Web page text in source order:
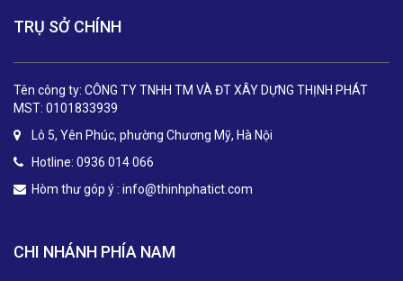
TRỤ SỞ CHÍNH
Tên công ty: CÔNG TY TNHH TM VÀ ĐT XÂY DỰNG THỊNH PHÁT
MST: 0101833939
Lô 5, Yên Phúc, phường Chương Mỹ, Hà Nội
Hotline: 0936 014 066
Hòm thư góp ý : info@thinhphatict.com
CHI NHÁNH PHÍA NAM